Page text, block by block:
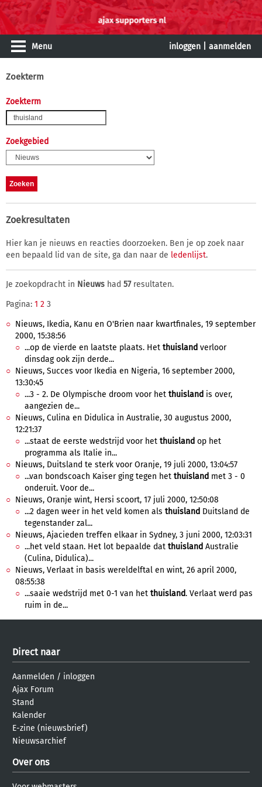
Menu inloggen aanmelden
Zoekterm
Zoekterm
Zoekgebied
Zoekresultaten
Hier kan je nieuws en reacties doorzoeken. Ben je op zoek naar
een bepaald lid van de site, ga dan naar de ledenlijst.
Je zoekopdracht in Nieuws had 57resultaten.
Pagina: 1 2 3
Nieuws, Ikedia, Kanu en O'Brien naar kwartfinales, 19 september
2000, 15:38:56
...op de vierde en laatste plaats. Het thuisland verloor
dinsdag ook zijn derde...
Nieuws, Succes voor Ikedia en Nigeria, 16 september 2000,
13:30:45
...3 - 2. De Olympische droom voor het thuisland is over,
aangezien de...
Nieuws, Culina en Didulica in Australie, 30 augustus 2000,
12:21:37
...staat de eerste wedstrijd voor het thuisland op het
programma als Italie in...
Nieuws, Duitsland te sterk voor Oranje, 19 juli 2000, 13:04:57
...van bondscoach Kaiser ging tegen het thuisland met 3 - 0
onderuit. Voor de...
Nieuws, Oranje wint, Hersi scoort, 17 juli 2000, 12:50:08
...2 dagen weer in het veld komen als thuisland Duitsland de
tegenstander zal...
Nieuws, Ajacieden treffen elkaar in Sydney, 3 juni 2000, 12:03:31
...het veld staan. Het lot bepaalde dat thuisland Australie
(Culina, Didulica)...
Nieuws, Verlaat in basis wereldelftal en wint, 26 april 2000,
08:55:38
...saaie wedstrijd met 0-1 van het thuisland. Verlaat werd pas
ruim in de...
Direct naar
Aanmelden / inloggen
Ajax Forum
Stand
Kalender
E-zine (nieuwsbrief)
Nieuwsarchief
Over ons